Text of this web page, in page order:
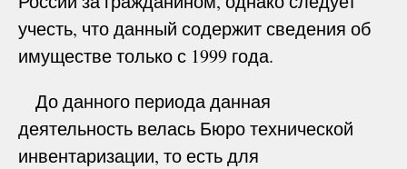
учесть, что данный содержит сведения об
имуществе только с 1999 года.
До данного периода данная
деятельность велась Бюро технической
инвентаризации, то есть для